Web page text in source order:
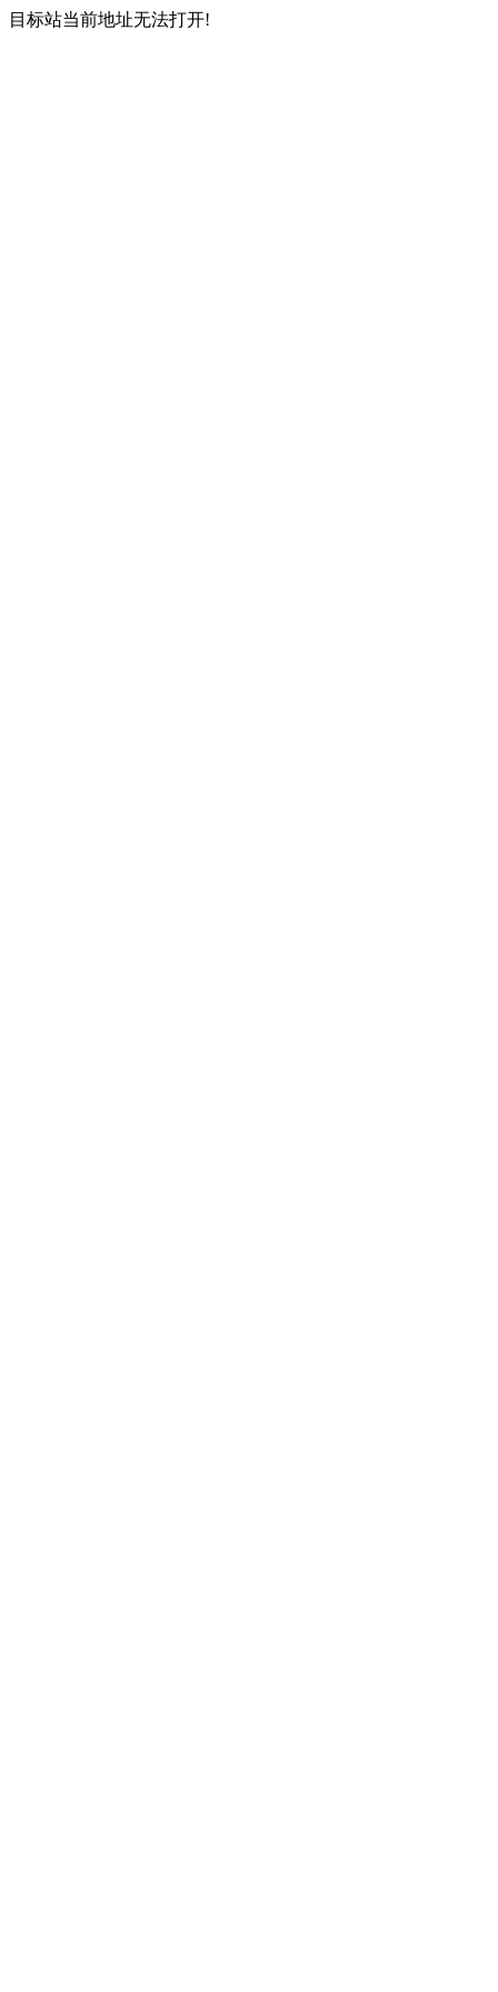
目标站当前地址无法打开!